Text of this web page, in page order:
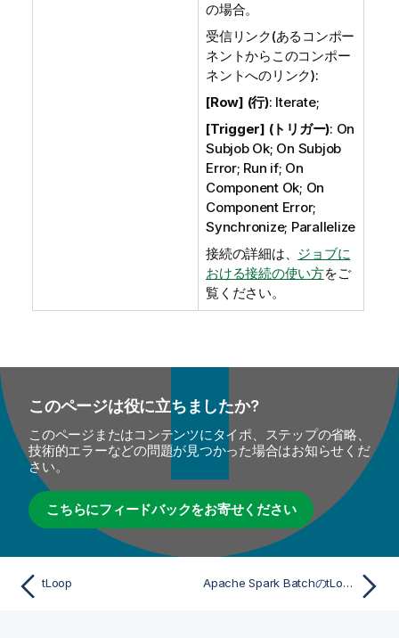
の場合。
受信リンク(あるコンポー
ネントからこのコンポー
ネントへのリンク):
[Row] (行): Iterate;
[Trigger] (トリガー): On
Subjob Ok; On Subjob
Error; Run if; On
Component Ok; On
Component Error;
Synchronize; Parallelize
接続の詳細は、 ジョブに
おける接続の使い方をご
覧ください。
このページは役に立ちましたか?
このページまたはコンテンツにタイポ、ステップの省略、
技術的エラーなどの問題が見つかった場合はお知らせくだ
さい。
こちらにフィードバックをお寄せください
tLoop Apache Spark BatchのtLoopプロパティ